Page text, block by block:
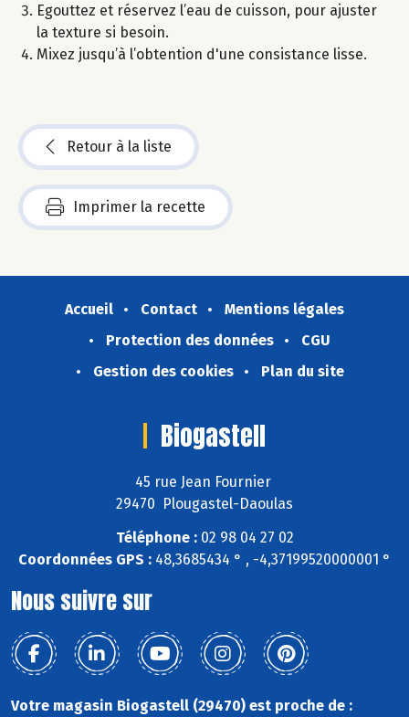
Egouttez et réservez l’eau de cuisson, pour ajuster
la texture si besoin.
Mixez jusqu’à l’obtention d'une consistance lisse.
Retour à la liste
Imprimer la recette
Accueil Contact
Mentions légales
Protection des données
CGU
Gestion des cookies
Plan du site
Biogastell
45 rue Jean Fournier
29470 Plougastel-Daoulas
Téléphone :02 98 04 27 02
Coordonnées GPS : 48,3685434 ° , -4,37199520000001 °
Nous suivre sur
Votre magasin Biogastell (29470) est proche de :